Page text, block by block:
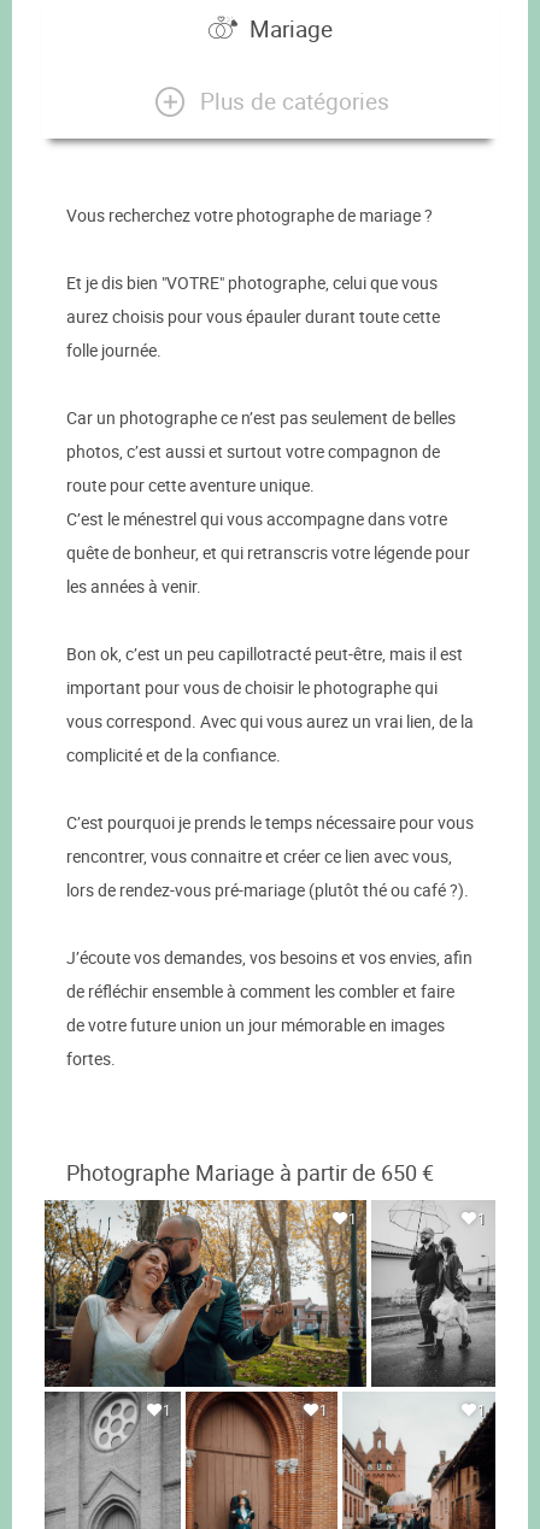
Mariage
Plus de catégories
Vous recherchez votre photographe de mariage ?
Et je dis bien "VOTRE" photographe, celui que vous
aurez choisis pour vous épauler durant toute cette
folle journée.
Car un photographe ce n’est pas seulement de belles
photos, c’est aussi et surtout votre compagnon de
route pour cette aventure unique.
C’est le ménestrel qui vous accompagne dans votre
quête de bonheur, et qui retranscris votre légende pour
les années à venir.
Bon ok, c’est un peu capillotracté peut-être, mais il est
important pour vous de choisir le photographe qui
vous correspond. Avec qui vous aurez un vrai lien, de la
complicité et de la confiance.
C’est pourquoi je prends le temps nécessaire pour vous
rencontrer, vous connaitre et créer ce lien avec vous,
lors de rendez-vous pré-mariage (plutôt thé ou café ?).
J’écoute vos demandes, vos besoins et vos envies, afin
de réfléchir ensemble à comment les combler et faire
de votre future union un jour mémorable en images
fortes.
Photographe Mariage à partir de 650 €
1 1
1 1 1